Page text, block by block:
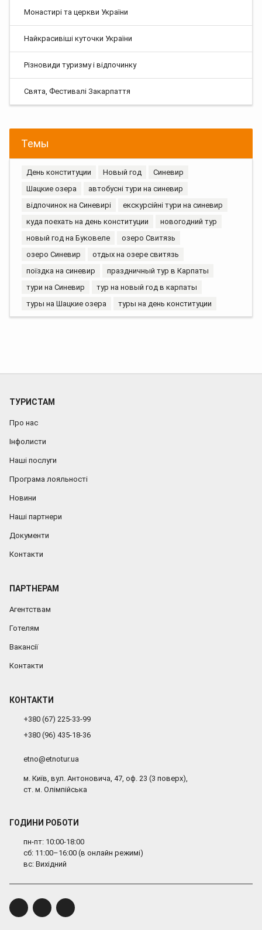
Монастирі та церкви України
Найкрасивіші куточки України
Різновиди туризму і відпочинку
Свята, Фестивалі Закарпаття
Темы
День конституции Новый год
Синевир
Шацкие озера
автобусні тури на синевир
відпочинок на Синевирі
екскурсійні тури на синевир
куда поехать на день конституции
новогодний тур
новый год на Буковеле
озеро Свитязь
озеро Синевир
отдых на озере свитязь
поїздка на синевир
праздничный тур в Карпаты
тури на Синевир
тур на новый год в карпаты
туры на Шацкие озера
туры на день конституции
ТУРИСТАМ
Про нас
Інфолисти
Наші послуги
Програма лояльності
Новини
Наші партнери
Документи
Контакти
ПАРТНЕРАМ
Агентствам
Готелям
Вакансії
Контакти
КОНТАКТИ
+380 (67) 225-33-99
+380 (96) 435-18-36
etno@etnotur.ua
м. Київ, вул. Антоновича, 47, оф. 23 (3 поверх),
ст. м. Олімпійська
ГОДИНИ РОБОТИ
пн-пт: 10:00-18:00
сб: 11:00–16:00 (в онлайн режимі)
вс: Вихідний